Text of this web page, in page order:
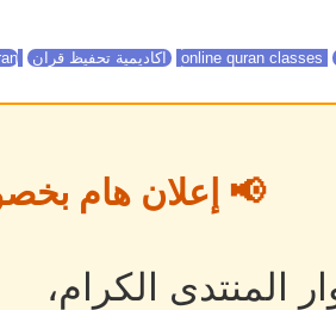
اكاديمية تحفيظ قران
📢 إعلان هام
المنتدى الكرام،